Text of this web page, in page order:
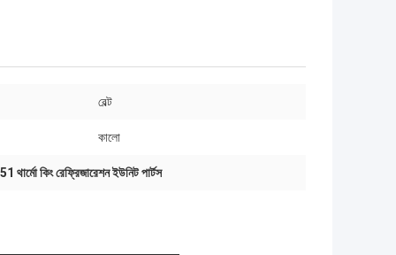
বেল্ট
কালো
থার্মো কিং রেফ্রিজারেশন ইউনিট পার্টস